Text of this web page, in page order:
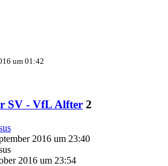
um 01:42
SV - VfL Alfter 2
2016 um 23:40
2016 um 23:54